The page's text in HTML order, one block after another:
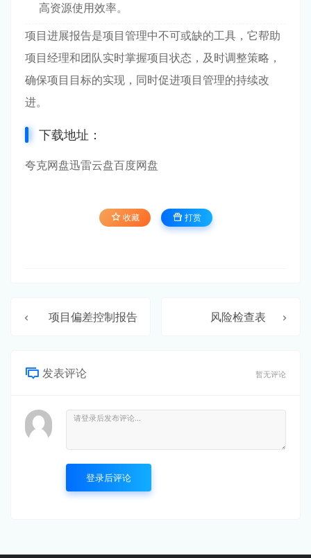
高资源使用效率。
项目进展报告是项目管理中不可或缺的工具，它帮助
项目经理和团队实时掌握项目状态，及时调整策略，
确保项目目标的实现，同时促进项目管理的持续改
进。
下载地址：
夸克网盘迅雷云盘百度网盘
收藏 打赏
项目偏差控制报告 风险检查表
发表评论 暂无评论
登录后评论